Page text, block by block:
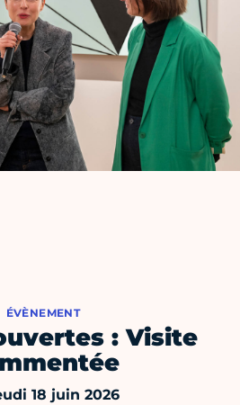
ÉVÈNEMENT
: Visite
18 juin 2026